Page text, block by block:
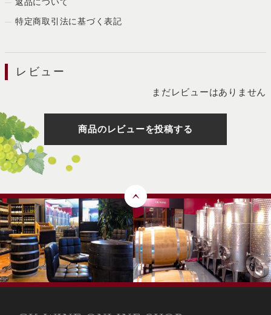
特定商取引法に基づく表記
レビュー
まだレビューはありません
商品のレビューを投稿する